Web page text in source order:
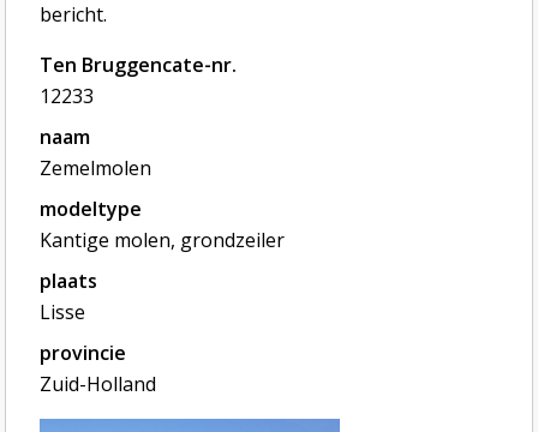
bericht.
Ten Bruggencate-nr.
12233
naam
Zemelmolen
modeltype
Kantige molen, grondzeiler
plaats
Lisse
provincie
Zuid-Holland